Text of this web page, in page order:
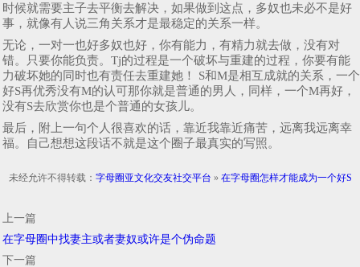
时候就需要主子去平衡去解决，如果做到这点，多奴也未必不是好
事，就像有人说三角关系才是最稳定的关系一样。
无论，一对一也好多奴也好，你有能力，有精力就去做，没有对
错。只要你能负责。Tj的过程是一个破坏与重建的过程，你要有能
力破坏她的同时也有责任去重建她！ S和M是相互成就的关系，一个
好S再优秀没有M的认可那你就是普通的男人，同样，一个M再好，
没有S去欣赏你也是个普通的女孩儿。
最后，附上一句个人很喜欢的话，靠近我靠近痛苦，远离我远离幸
福。自己想想这段话不就是这个圈子最真实的写照。
未经允许不得转载： 字母圈亚文化交友社交平台 » 在字母圈怎样才能成为一个好S
上一篇
在字母圈中找妻主或者妻奴或许是个伪命题
下一篇